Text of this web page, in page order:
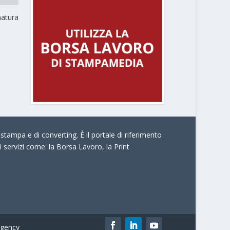
e di converting. È il portale di riferimento
come: la Borsa Lavoro, la Print